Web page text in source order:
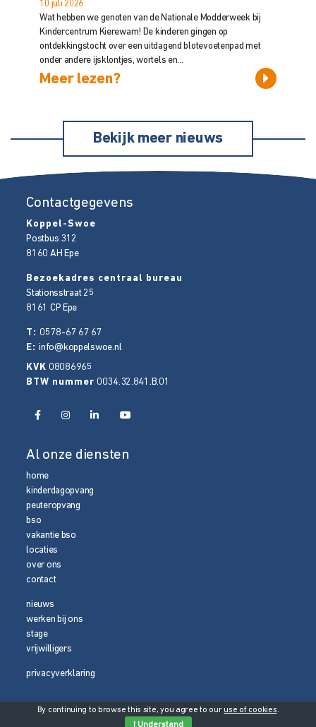
10 juli 2026
Wat hebben we genoten van de Nationale Modderweek bij
Kindercentrum Kierewam! De kinderen gingen op
ontdekkingstocht over een uitdagend blotevoetenpad met
onder andere ijsklontjes, wortels en...
Meer lezen?
Bekijk meer nieuws
Contactgegevens
Koppel-Swoe
Postbus 312
8160 AH Epe
Bezoekadres centraal bureau
Stationsstraat 25
8161 CPEpe
T: 0578-67 67 67
E:info@koppelswoe.nl
KVK 08086965
BTW nummer 0034.32.841.B.01
Al onze diensten
home
kinderdagopvang
peuteropvang
bso
vakantie bso
locaties
over ons
contact
nieuws
werken bij ons
stage
vrijwilligers
privacyverklaring
© 2026 Media Magneet
By continuing to browse this site, you agree to our use of cookies.
I Understand